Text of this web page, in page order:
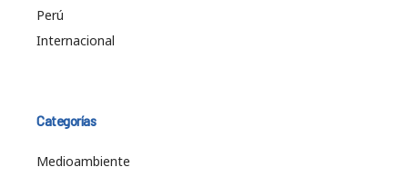
Perú
Internacional
Categorías
Medioambiente